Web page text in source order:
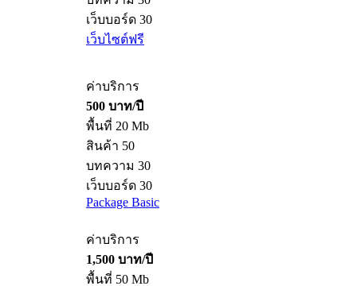
เว็บบอร์ด 30
เว็บไซต์ฟรี
ค่าบริการ
500 บาท/ปี
พื้นที่ 20 Mb
สินค้า 50
บทความ 30
เว็บบอร์ด 30
Package Basic
ค่าบริการ
1,500 บาท/ปี
พื้นที่ 50 Mb